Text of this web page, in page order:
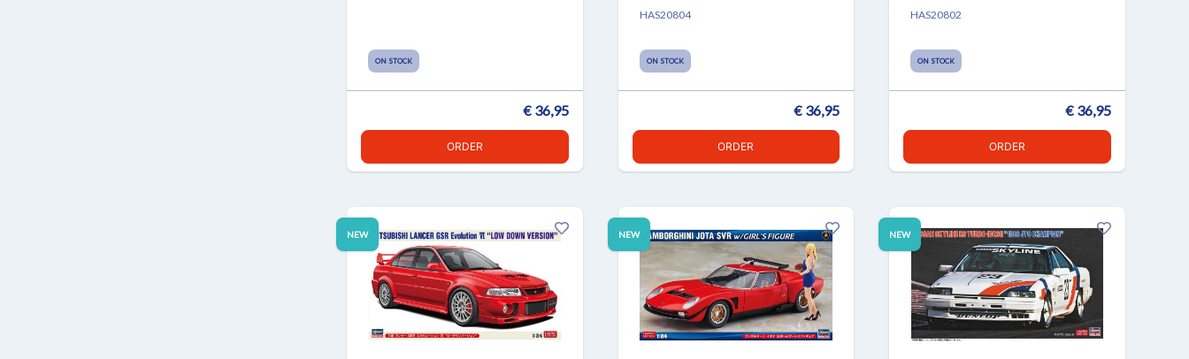
ON STOCK
€ 36,95
ORDER
HAS20804
ON STOCK
€ 36,95
ORDER
HAS20802
ON STOCK
€ 36,95
ORDER
NEW NEW NEW